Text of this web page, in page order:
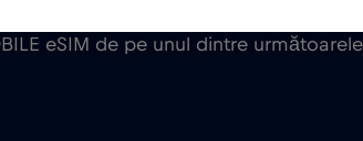
eSIM de pe unul dintre